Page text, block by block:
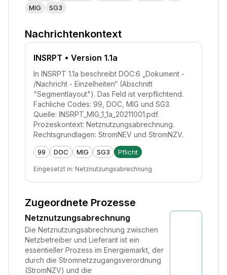
MIG
SG3
Nachrichtenkontext
INSRPT • Version 1.1a
In INSRPT 1.1a beschreibt DOC:6 „Dokument -
/Nachricht - Einzelheiten“ (Abschnitt
"Segmentlayout"). Das Feld ist verpflichtend.
Fachliche Codes: 99, DOC, MIG und SG3.
Quelle: INSRPT_MIG_1_1a_20211001.pdf.
Prozeskontext: Netznutzungsabrechnung.
Rechtsgrundlagen: StromNEV und StromNZV.
99 DOC MIG SG3 Pflicht
Eingesetzt in: Netznutzungsabrechnung
Zugeordnete Prozesse
Netznutzungsabrechnung
Die Netznutzungsabrechnung zwischen
Netzbetreiber und Lieferant ist ein
essentieller Prozess im Energiemarkt, der
durch die Stromnetzzugangsverordnung
(StromNZV) und die